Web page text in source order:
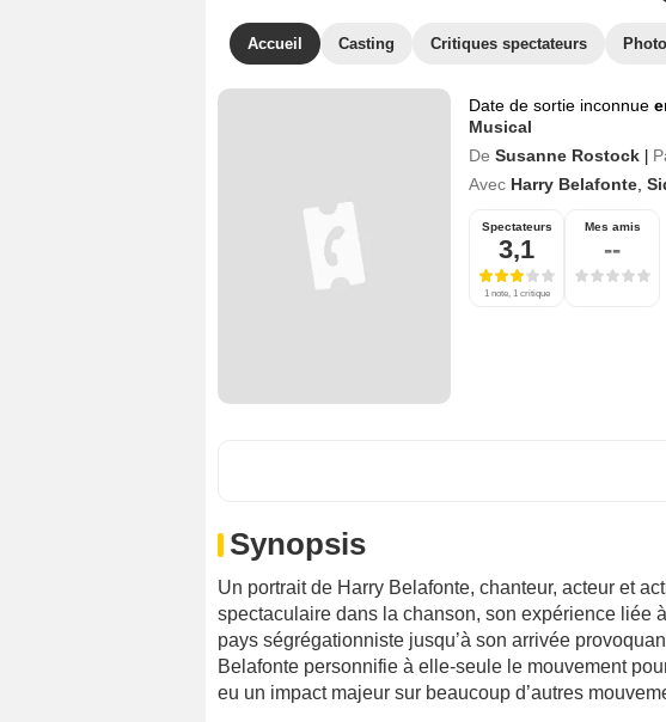
Accueil Casting Critiques spectateurs
Date de sortie inconnue
Musical
De Susanne Rostock
Avec Harry Belafonte
Spectateurs
3,1
1 note, 1 critique
Mes amis
--
Synopsis
Un portrait de Harry Belafonte, chanteur, acteur et
spectaculaire dans la chanson, son expérience liée
pays ségrégationniste jusqu’à son arrivée
Belafonte personnifie à elle-seule le mouvement
eu un impact majeur sur beaucoup d’autres